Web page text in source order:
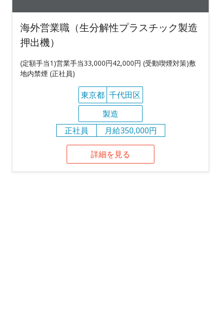
海外営業職（生分解性プラスチック製造
押出機）
(定額手当1)営業手当33,000円42,000円 (受動喫煙対策)敷
地内禁煙 (正社員)
東京都 千代田区
製造
正社員
月給350,000円
詳細を見る